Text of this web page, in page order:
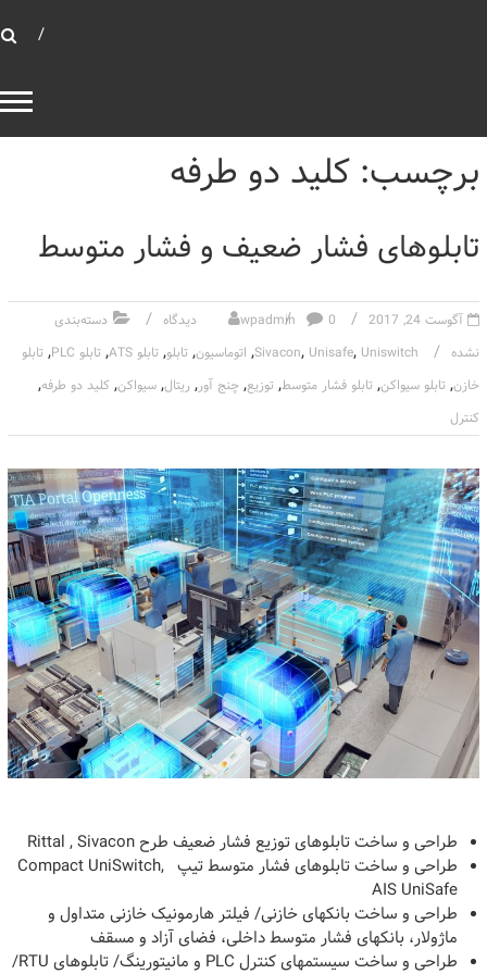
برچسب: کلید دو طرفه
تابلوهای فشار ضعیف و فشار متوسط
آگوست 24, 2017 wpadmin 0 دیدگاه
دسته‌بندی
نشده
Sivacon, Unisafe, Uniswitch
, اتوماسیون, تابلو, تابلو ATS , تابلو PLC , تابلو
خازن, تابلو سیواکن, تابلو فشار متوسط, توزیع, چنج آور, ریتال, سیواکن, کلید دو طرفه,
کنترل
طراحی و ساخت تابلوهای توزیع فشار ضعیف طرح Rittal , Sivacon
طراحی و ساخت تابلوهای فشار متوسط تیپ Compact UniSwitch,
AIS UniSafe
طراحی و ساخت بانکهای خازنی/ فیلتر هارمونیک خازنی متداول و
ماژولار، بانکهای فشار متوسط داخلی، فضای آزاد و مسقف
طراحی و ساخت سیستمهای کنترل PLC و مانیتورینگ/ تابلوهای RTU/